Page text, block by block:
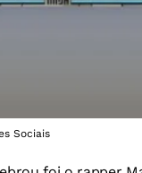
Sociais